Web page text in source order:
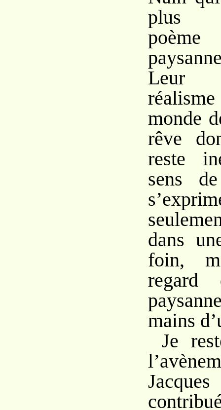
plus
Leur
réalisme
monde
rêve
reste
sens
dans
foin,
regard
mains
Je